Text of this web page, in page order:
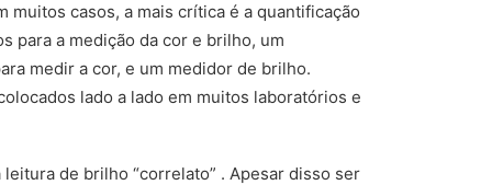
muitos casos, a mais crítica é a quantificação
para a medição da cor e brilho, um
medir a cor, e um medidor de brilho.
lado a lado em muitos laboratórios e
de brilho “correlato” . Apesar disso ser